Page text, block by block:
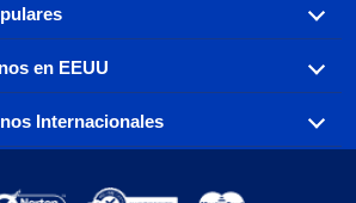
de tarifas aéreas baratas por
de 500 opciones para elegir.
Alaska Airlines
rutas de vuelo más populares
clics.
en EEUU
avión baratos a destinos
de costa a costa.
Internacionales